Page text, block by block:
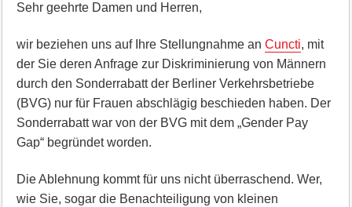
Sehr geehrte Damen und Herren,
wir beziehen uns auf Ihre Stellungnahme an Cuncti, mit
der Sie deren Anfrage zur Diskriminierung von Männern
durch den Sonderrabatt der Berliner Verkehrsbetriebe
(BVG) nur für Frauen abschlägig beschieden haben. Der
Sonderrabatt war von der BVG mit dem „Gender Pay
Gap“ begründet worden.
Die Ablehnung kommt für uns nicht überraschend. Wer,
wie Sie, sogar die Benachteiligung von kleinen